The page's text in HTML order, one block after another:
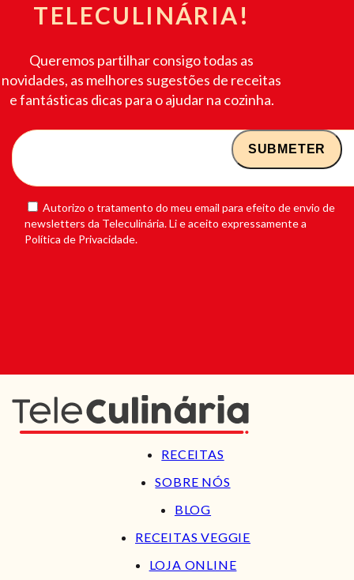
TELECULINÁRIA!
Queremos partilhar consigo todas as
novidades, as melhores sugestões de receitas
e fantásticas dicas para o ajudar na cozinha.
Autorizo o tratamento do meu email para efeito de envio de
newsletters da Teleculinária. Li e aceito expressamente a
Política de Privacidade.
RECEITAS
SOBRE NÓS
BLOG
RECEITAS VEGGIE
LOJA ONLINE